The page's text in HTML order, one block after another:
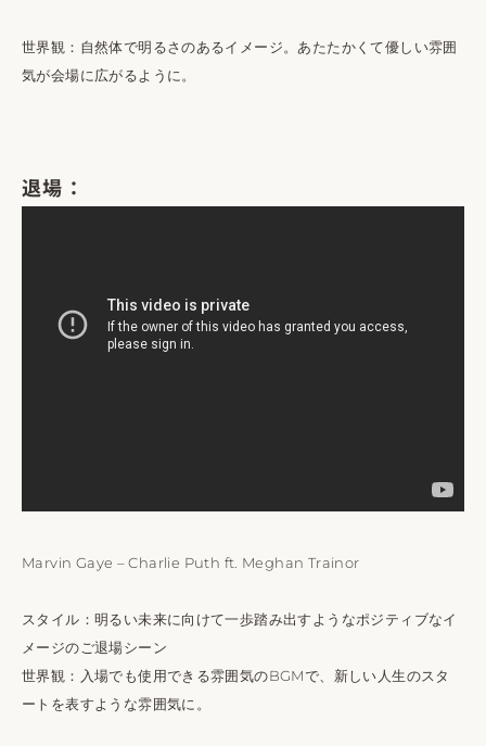
世界観：自然体で明るさのあるイメージ。あたたかくて優しい雰囲
気が会場に広がるように。
退場：
Marvin Gaye – Charlie Puth ft. Meghan Trainor
スタイル：明るい未来に向けて一歩踏み出すようなポジティブなイ
メージのご退場シーン
世界観：入場でも使用できる雰囲気のBGMで、新しい人生のスタ
ートを表すような雰囲気に。